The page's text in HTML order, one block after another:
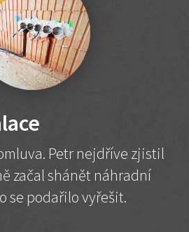
Petr nejdříve zjistil
začal shánět náhradní
se podařilo vyřešit.